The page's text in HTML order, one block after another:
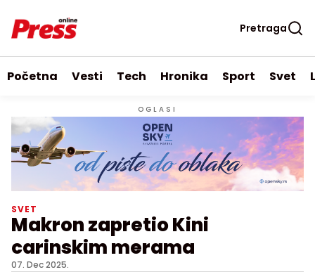
Pretraga
Početna Vesti Tech Hronika Sport Svet
OGLASI
SVET
Makron zapretio Kini
carinskim merama
07. Dec 2025.